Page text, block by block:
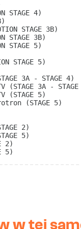
STAGE 4)
STAGE 3B)
STAGE 3B)
STAGE 5)
STAGE 5)
3A - STAGE 4)
(STAGE 3A -
(STAGE 5)
(STAGE 5)
2)
5)
2)
5)
w tej